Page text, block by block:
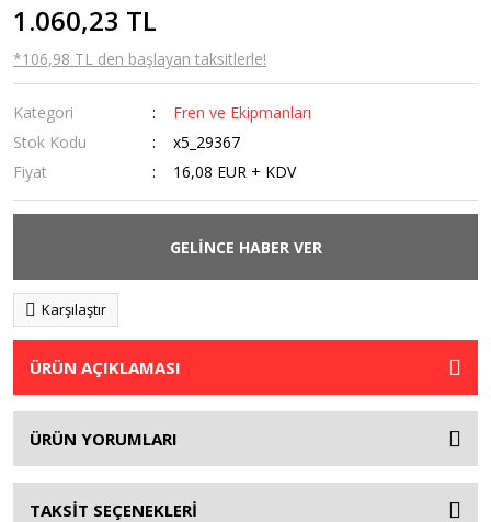
1.060,23 TL
*106,98 TL den başlayan taksitlerle!
Kategori
Fren ve Ekipmanları
Stok Kodu
x5_29367
Fiyat
16,08 EUR + KDV
GELİNCE HABER VER
Karşılaştır
ÜRÜN AÇIKLAMASI
ÜRÜN YORUMLARI
TAKSİT SEÇENEKLERİ